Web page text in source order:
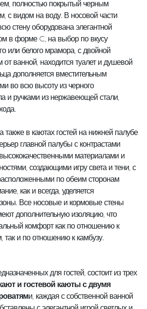
полностью покрытый черным
с видом на воду. В носовой части
стену оборудована элегантной
в форме C, на выбор по вкусу
или белого мрамора, с двойной
от ванной, находится туалет и душевой
дополняется вместительным
во всю высоту из черного
и ручками из нержавеющей стали,
также в каютах гостей на нижней палубе
главной палубы с контрастами
высококачественными материалами и
создающими игру света и тени, с
по обеим сторонам
как и всегда, уделяется
зоны. Все носовые и кормовые стены
дополнительную изоляцию, что
комфорт как по отношению к
и по отношению к камбузу.
для гостей, состоит из трех
и гостевой каюты с двумя
и, каждая с собственной ванной